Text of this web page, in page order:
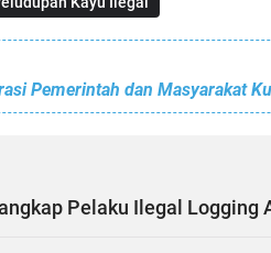
Pelaku Ilegal Logging